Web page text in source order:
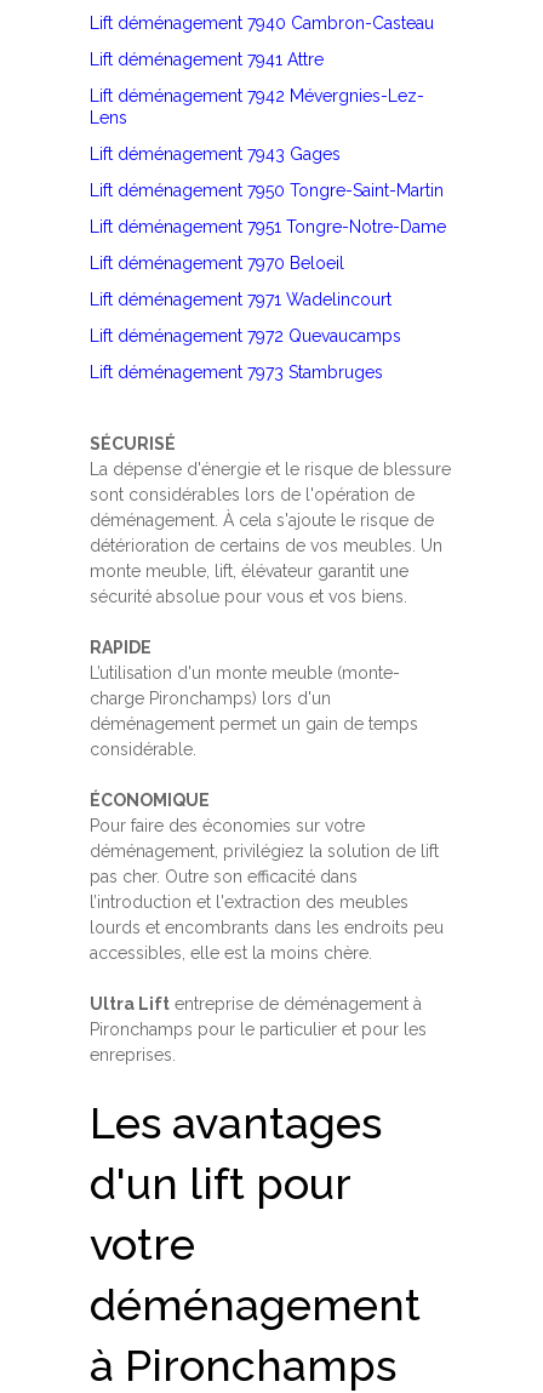
Lift déménagement 7940 Cambron-Casteau
Lift déménagement 7941 Attre
Lift déménagement 7942 Mévergnies-Lez-
Lens
Lift déménagement 7943 Gages
Lift déménagement 7950 Tongre-Saint-Martin
Lift déménagement 7951 Tongre-Notre-Dame
Lift déménagement 7970 Beloeil
Lift déménagement 7971 Wadelincourt
Lift déménagement 7972 Quevaucamps
Lift déménagement 7973 Stambruges
SÉCURISÉ
La dépense d'énergie et le risque de blessure
sont considérables lors de l'opération de
déménagement. À cela s'ajoute le risque de
détérioration de certains de vos meubles. Un
monte meuble, lift, élévateur garantit une
sécurité absolue pour vous et vos biens.
RAPIDE
L’utilisation d'un monte meuble (monte-
charge Pironchamps) lors d'un
déménagement permet un gain de temps
considérable.
ÉCONOMIQUE
Pour faire des économies sur votre
déménagement, privilégiez la solution de lift
pas cher. Outre son efficacité dans
l’introduction et l'extraction des meubles
lourds et encombrants dans les endroits peu
accessibles, elle est la moins chère.
Ultra Lift entreprise de déménagement à
Pironchamps pour le particulier et pour les
enreprises.
Les avantages
d'un lift pour
votre
déménagement
à Pironchamps